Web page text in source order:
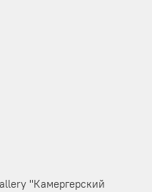
"Камергерский